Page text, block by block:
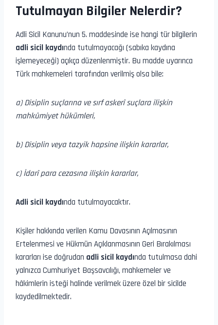
Tutulmayan Bilgiler Nelerdir?
Adli Sicil Kanunu’nun 5. maddesinde ise hangi tür bilgilerin
adli sicil kaydında tutulmayacağı (sabıka kaydına
işlemeyeceği) açıkça düzenlenmiştir. Bu madde uyarınca
Türk mahkemeleri tarafından verilmiş olsa bile:
a) Disiplin suçlarına ve sırf askerî suçlara ilişkin
mahkûmiyet hükümleri,
b) Disiplin veya tazyik hapsine ilişkin kararlar,
c) İdarî para cezasına ilişkin kararlar,
Adli sicil kaydında tutulmayacaktır.
Kişiler hakkında verilen Kamu Davasının Açılmasının
Ertelenmesi ve Hükmün Açıklanmasının Geri Bırakılması
kararları ise doğrudan adli sicil kaydında tutulmasa dahi
yalnızca Cumhuriyet Başsavcılığı, mahkemeler ve
hâkimlerin isteği halinde verilmek üzere özel bir sicilde
kaydedilmektedir.